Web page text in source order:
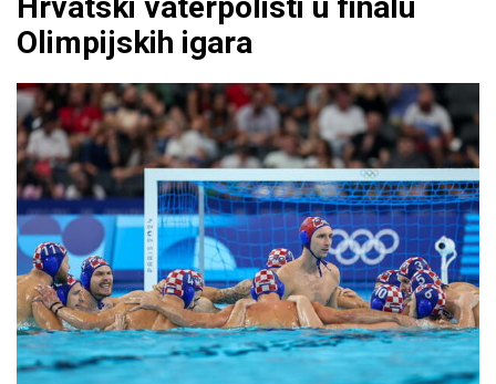
Olimpijskih igara